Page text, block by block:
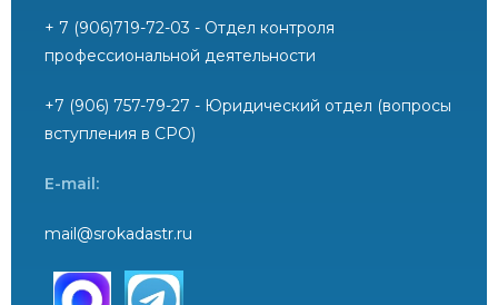
+ 7 (906)719-72-03 - Отдел контроля
профессиональной деятельности
+7 (906) 757-79-27 - Юридический отдел (вопросы
вступления в СРО)
E-mail:
mail@srokadastr.ru